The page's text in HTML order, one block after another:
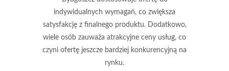
indywidualnych wymagań, co zwiększa
satysfakcję z finalnego produktu. Dodatkowo,
wiele osób zauważa atrakcyjne ceny usług, co
czyni ofertę jeszcze bardziej konkurencyjną na
rynku.